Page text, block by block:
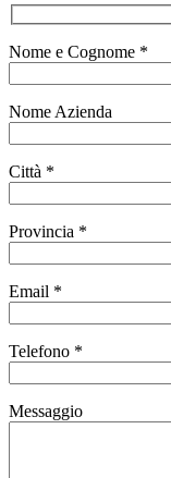
Nome e Cognome *
Nome Azienda
Città *
Provincia *
Email *
Telefono *
Messaggio